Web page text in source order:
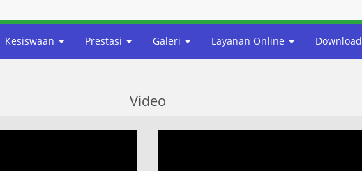
Kesiswaan Prestasi Galeri Layanan Online Download
Video